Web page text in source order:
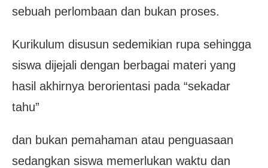
sebuah perlombaan dan bukan proses.
Kurikulum disusun sedemikian rupa sehingga
siswa dijejali dengan berbagai materi yang
hasil akhirnya berorientasi pada “sekadar
tahu”
dan bukan pemahaman atau penguasaan
sedangkan siswa memerlukan waktu dan